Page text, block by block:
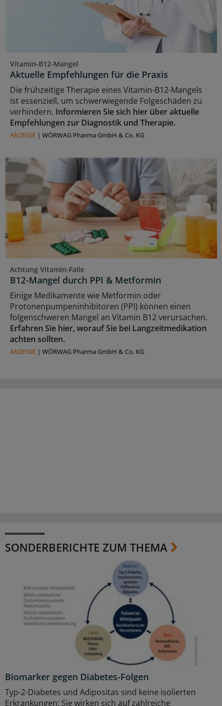
Vitamin-B12-Mangel
Aktuelle Empfehlungen für die Praxis
Die frühzeitige Therapie eines Vitamin-B12-Mangels
ist essenziell, um schwerwiegende Folgeschäden zu
verhindern. Informieren Sie sich hier über aktuelle
Empfehlungen zur Diagnostik und Therapie.
ANZEIGE | WÖRWAG Pharma GmbH & Co. KG
Achtung Vitamin-Falle
B12-Mangel durch PPI & Metformin
Einige Medikamente wie Metformin oder
Protonenpumpeninhibitoren (PPI) können einen
folgenschweren Mangel an Vitamin B12 verursachen.
Erfahren Sie hier, worauf Sie bei Langzeitmedikation
achten sollten.
ANZEIGE | WÖRWAG Pharma GmbH & Co. KG
SONDERBERICHTE ZUM THEMA
Biomarker gegen Diabetes-Folgen
Typ-2-Diabetes und Adipositas sind keine isolierten
Erkrankungen: Sie wirken sich auf zahlreiche